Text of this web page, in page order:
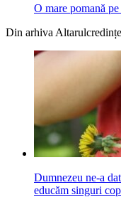
O mare pomană
Din arhiva
Dumnezeu ne-a
educăm singuri